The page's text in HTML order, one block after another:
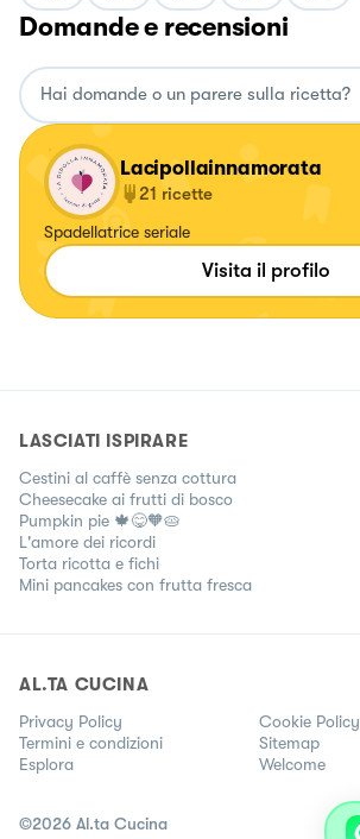
Domande e recensioni
Lacipollainnamorata
21 ricette
Spadellatrice seriale
Visita il profilo
LASCIATI ISPIRARE
Cestini al caffè senza cottura
Cheesecake ai frutti di bosco
Pumpkin pie 🍁😋🧡🥧
L'amore dei ricordi
Torta ricotta e fichi
Mini pancakes con frutta fresca
AL.TA CUCINA
Privacy Policy
Cookie Policy
Termini e condizioni
Sitemap
Esplora
Welcome
©2026 Al.ta Cucina